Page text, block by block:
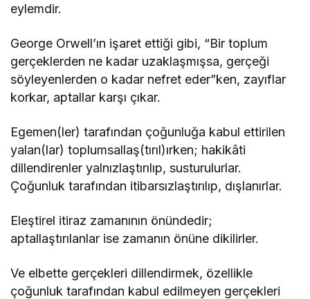
eylemdir.
George Orwell’ın işaret ettiği gibi, “Bir toplum
gerçeklerden ne kadar uzaklaşmışsa, gerçeği
söyleyenlerden o kadar nefret eder”ken, zayıflar
korkar, aptallar karşı çıkar.
Egemen(ler) tarafından çoğunluğa kabul ettirilen
yalan(lar) toplumsallaş(tırıl)ırken; hakikâti
dillendirenler yalnızlaştırılıp, susturulurlar.
Çoğunluk tarafından itibarsızlaştırılıp, dışlanırlar.
Eleştirel itiraz zamanının önündedir;
aptallaştırılanlar ise zamanın önüne dikilirler.
Ve elbette gerçekleri dillendirmek, özellikle
çoğunluk tarafından kabul edilmeyen gerçekleri